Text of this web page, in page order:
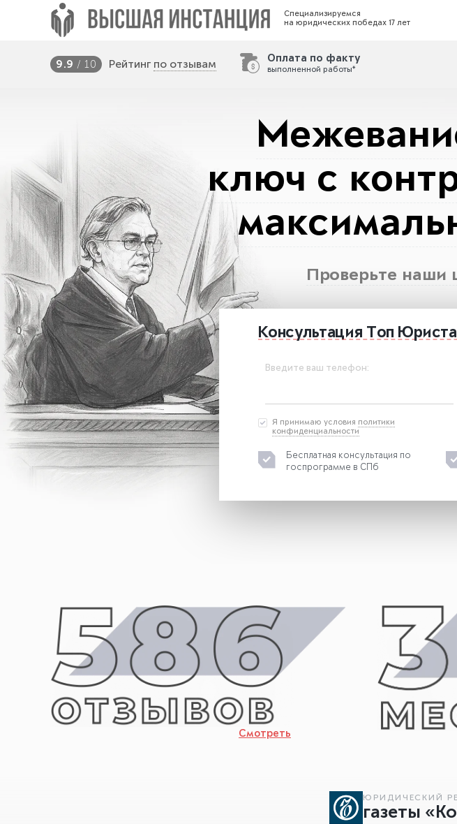
Специализируемся
на юридических победах 17 лет
9.9 / 10 Рейтинг по отзывам Оплата по факту
выполненной работы*
ключ с
Проверьте наши
Консультация Топ Юриста
Введите ваш телефон:
Я принимаю условия политики
конфиденциальности
Бесплатная консультация по
госпрограмме в СПб
Смотреть
ЮРИДИЧЕСКИЙ
газеты